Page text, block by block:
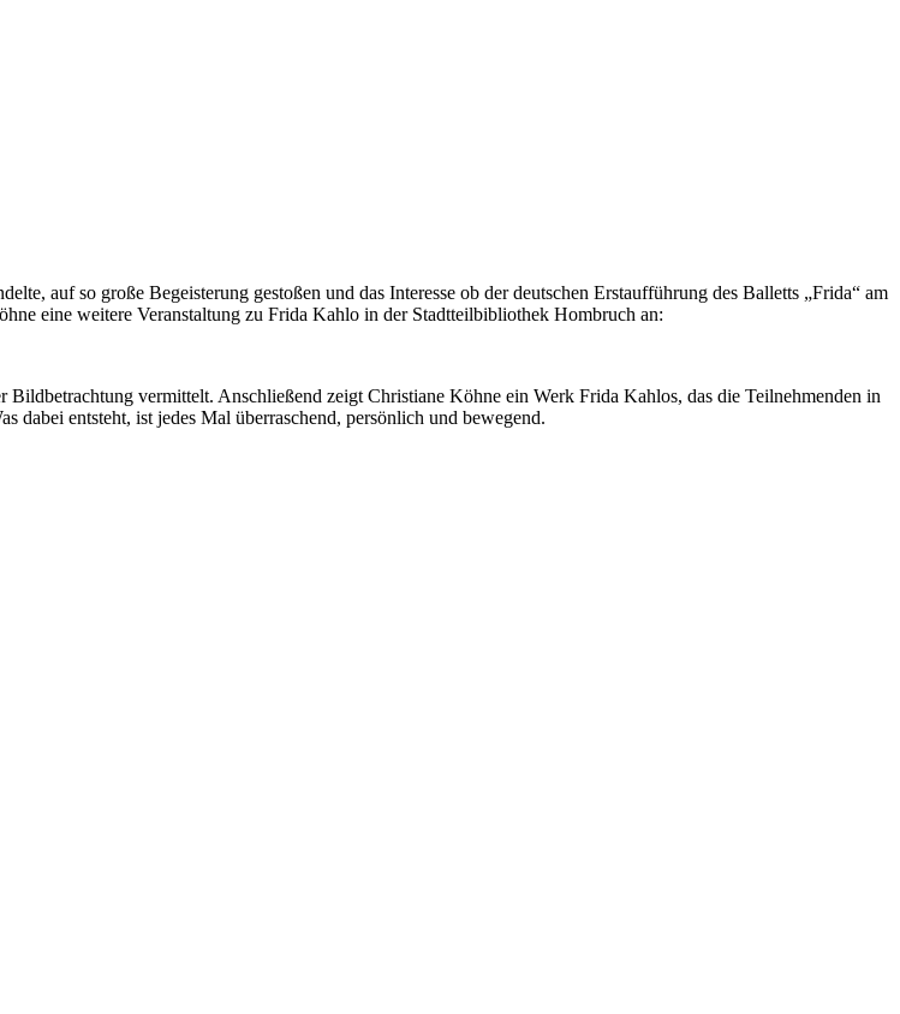
auf so große Begeisterung gestoßen und das Interesse ob der deutschen Erstaufführung des Balletts „Frida“ am
eine weitere Veranstaltung zu Frida Kahlo in der Stadtteilbibliothek Hombruch an:
vermittelt. Anschließend zeigt Christiane Köhne ein Werk Frida Kahlos, das die Teilnehmenden in
dabei entsteht, ist jedes Mal überraschend, persönlich und bewegend.